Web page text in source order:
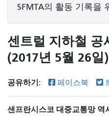
SFMTA의 활동 기록을
센트럴 지하철 공
(2017년 5월 26일)
공유하기: 페이스북
샌프란시스코 대중교통망 역